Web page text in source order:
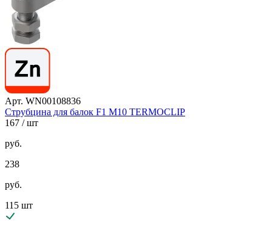
Арт. WN00108836
Струбцина для балок F1 М10 TERMOCLIP
167 / шт
руб.
238
руб.
115 шт